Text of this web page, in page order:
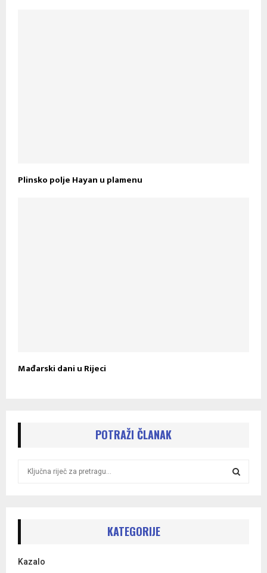
Plinsko polje Hayan u plamenu
Mađarski dani u Rijeci
POTRAŽI ČLANAK
r
KATEGORIJE
Kazalo